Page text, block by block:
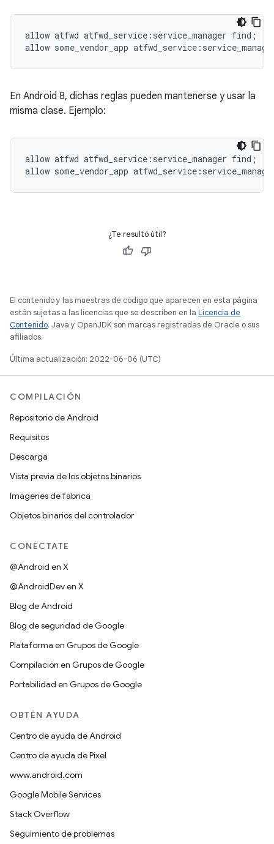
allow atfwd atfwd_service : service_manager find ;
allow some_vendor_app atfwd_service :
En Android 8, dichas reglas pueden mantenerse y usar la
misma clase. Ejemplo:
allow atfwd atfwd_service : service_manager find ;
allow some_vendor_app atfwd_service :
¿Te resultó útil?
El contenido y las muestras de código que aparecen en esta página
están sujetas a las licencias que se describen en la Licencia de
Contenido. Java y OpenJDK son marcas registradas de Oracle o sus
afiliados.
Última actualización: 2022-06-06 (UTC)
COMPILACIÓN
Repositorio de Android
Requisitos
Descarga
Vista previa de los objetos binarios
Imágenes de fábrica
Objetos binarios del controlador
CONÉCTATE
@Android en X
@AndroidDev en X
Blog de Android
Blog de seguridad de Google
Plataforma en Grupos de Google
Compilación en Grupos de Google
Portabilidad en Grupos de Google
OBTÉN AYUDA
Centro de ayuda de Android
Centro de ayuda de Pixel
www.android.com
Google Mobile Services
Stack Overflow
Seguimiento de problemas